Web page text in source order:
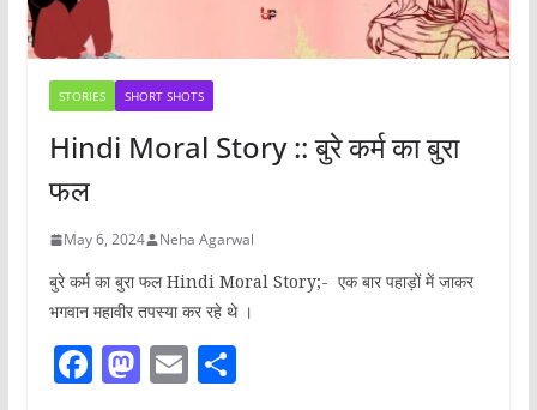
STORIES SHORT SHOTS
Hindi Moral Story :: बुरे कर्म का बुरा
फल
May 6, 2024 Neha Agarwal
बुरे कर्म का बुरा फल Hindi Moral Story;- एक बार पहाड़ों में जाकर
भगवान महावीर तपस्या कर रहे थे ।
F M E S